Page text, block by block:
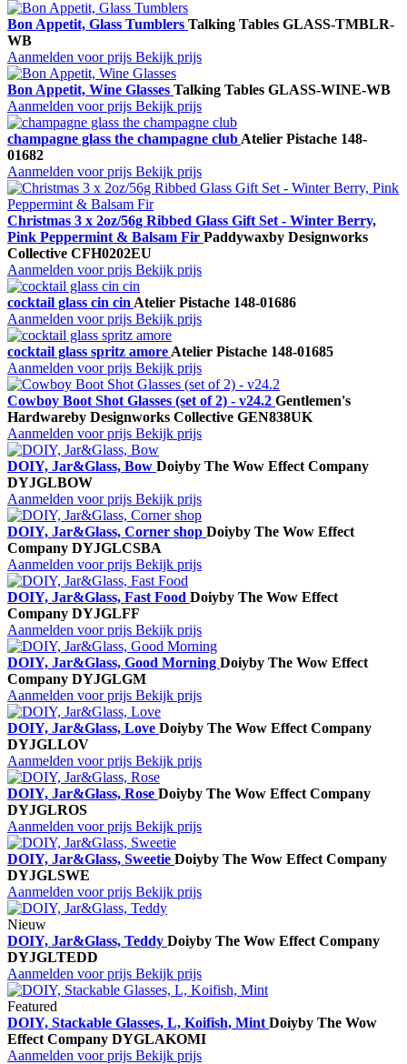
Bon Appetit, Glass Tumblers Talking Tables GLASS-TMBLR-
WB
Aanmelden voor prijs Bekijk prijs
Bon Appetit, Wine Glasses Talking Tables GLASS-WINE-WB
Aanmelden voor prijs Bekijk prijs
champagne glass the champagne club Atelier Pistache 148-
01682
Aanmelden voor prijs Bekijk prijs
Christmas 3 x 2oz/56g Ribbed Glass Gift Set - Winter Berry,
Pink Peppermint & Balsam Fir Paddywaxby Designworks
Collective CFH0202EU
Aanmelden voor prijs Bekijk prijs
cocktail glass cin cin Atelier Pistache 148-01686
Aanmelden voor prijs Bekijk prijs
cocktail glass spritz amore Atelier Pistache 148-01685
Aanmelden voor prijs Bekijk prijs
Cowboy Boot Shot Glasses (set of 2) - v24.2 Gentlemen's
Hardwareby Designworks Collective GEN838UK
Aanmelden voor prijs Bekijk prijs
DOIY, Jar&Glass, Bow Doiyby The Wow Effect Company
DYJGLBOW
Aanmelden voor prijs Bekijk prijs
DOIY, Jar&Glass, Corner shop Doiyby The Wow Effect
Company DYJGLCSBA
Aanmelden voor prijs Bekijk prijs
DOIY, Jar&Glass, Fast Food Doiyby The Wow Effect
Company DYJGLFF
Aanmelden voor prijs Bekijk prijs
DOIY, Jar&Glass, Good Morning Doiyby The Wow Effect
Company DYJGLGM
Aanmelden voor prijs Bekijk prijs
DOIY, Jar&Glass, Love Doiyby The Wow Effect Company
DYJGLLOV
Aanmelden voor prijs Bekijk prijs
DOIY, Jar&Glass, Rose Doiyby The Wow Effect Company
DYJGLROS
Aanmelden voor prijs Bekijk prijs
DOIY, Jar&Glass, Sweetie Doiyby The Wow Effect Company
DYJGLSWE
Aanmelden voor prijs Bekijk prijs
Nieuw
DOIY, Jar&Glass, Teddy Doiyby The Wow Effect Company
DYJGLTEDD
Aanmelden voor prijs Bekijk prijs
Featured
DOIY, Stackable Glasses, L, Koifish, Mint Doiyby The Wow
Effect Company DYGLAKOMI
Aanmelden voor prijs Bekijk prijs